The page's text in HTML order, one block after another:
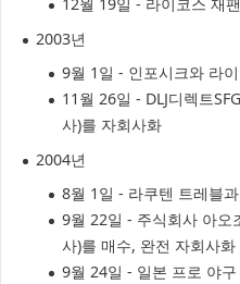
2003년
9월 1일 - 인포시크와 라
11월 26일 - DLJ디렉트
사)를 자회사화
2004년
8월 1일 - 라쿠텐 트레블
9월 22일 - 주식회사 아오
사)를 매수, 완전 자회사화
9월 24일 - 일본 프로 야